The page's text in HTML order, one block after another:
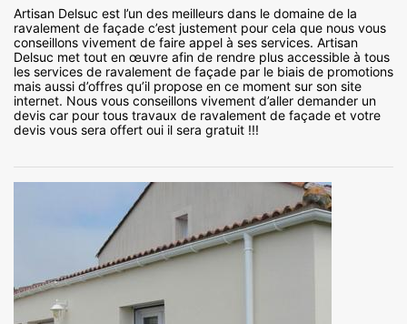
Artisan Delsuc est l’un des meilleurs dans le domaine de la
ravalement de façade c’est justement pour cela que nous vous
conseillons vivement de faire appel à ses services. Artisan
Delsuc met tout en œuvre afin de rendre plus accessible à tous
les services de ravalement de façade par le biais de promotions
mais aussi d’offres qu’il propose en ce moment sur son site
internet. Nous vous conseillons vivement d’aller demander un
devis car pour tous travaux de ravalement de façade et votre
devis vous sera offert oui il sera gratuit !!!